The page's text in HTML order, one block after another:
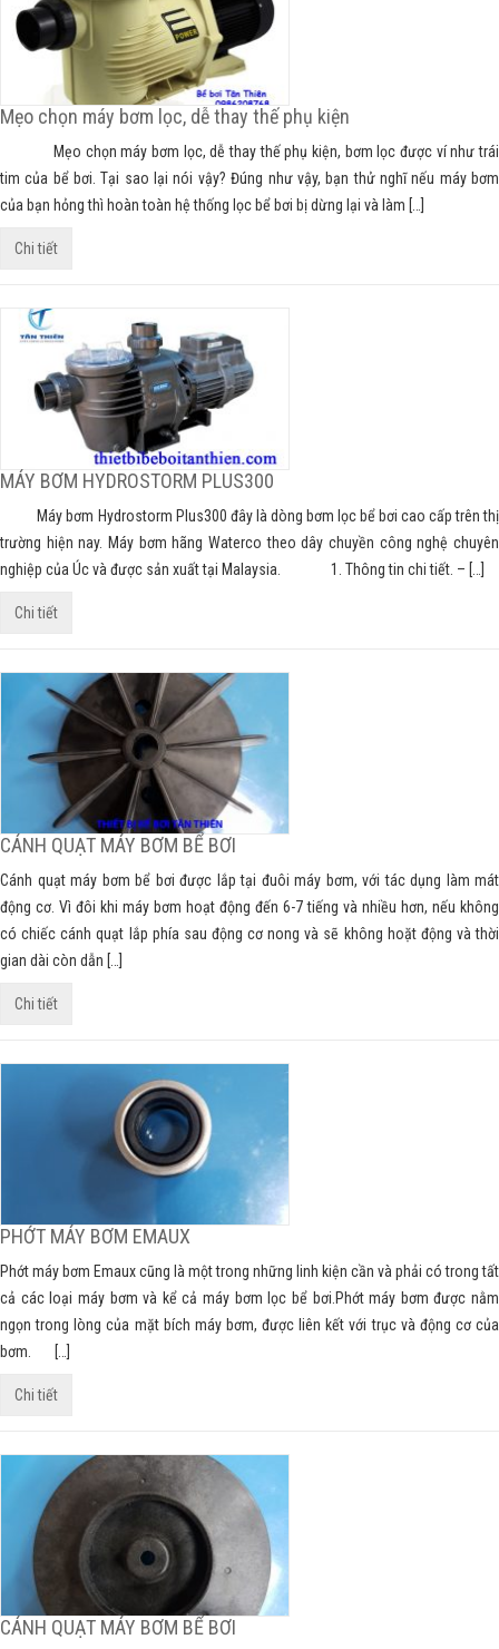
Mẹo chọn máy bơm lọc, dễ thay thế phụ kiện
Mẹo chọn máy bơm lọc, dễ thay thế phụ kiện, bơm lọc được ví như trái
tim của bể bơi. Tại sao lại nói vậy? Đúng như vậy, bạn thử nghĩ nếu máy bơm
của bạn hỏng thì hoàn toàn hệ thống lọc bể bơi bị dừng lại và làm […]
Chi tiết
MÁY BƠM HYDROSTORM PLUS300
Máy bơm Hydrostorm Plus300 đây là dòng bơm lọc bể bơi cao cấp trên thị
trường hiện nay. Máy bơm hãng Waterco theo dây chuyền công nghệ chuyên
nghiệp của Úc và được sản xuất tại Malaysia. 1. Thông tin chi tiết. – […]
Chi tiết
CÁNH QUẠT MÁY BƠM BỂ BƠI
Cánh quạt máy bơm bể bơi được lắp tại đuôi máy bơm, với tác dụng làm mát
động cơ. Vì đôi khi máy bơm hoạt động đến 6-7 tiếng và nhiều hơn, nếu không
có chiếc cánh quạt lắp phía sau động cơ nong và sẽ không hoặt động và thời
gian dài còn dẫn […]
Chi tiết
PHỚT MÁY BƠM EMAUX
Phớt máy bơm Emaux cũng là một trong những linh kiện cần và phải có trong tất
cả các loại máy bơm và kể cả máy bơm lọc bể bơi.Phớt máy bơm được nằm
ngọn trong lòng của mặt bích máy bơm, được liên kết với trục và động cơ của
bơm. […]
Chi tiết
CÁNH QUẠT MÁY BƠM BỂ BƠI